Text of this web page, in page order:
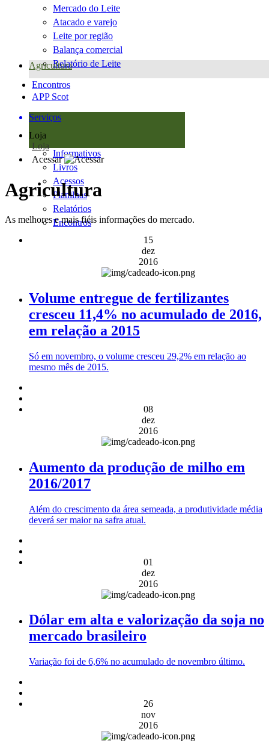
Mercado do Leite
Atacado e varejo
Leite por região
Balança comercial
Relatório de Leite
Agricultura
Encontros
APP Scot
Serviços
Loja
Loja
Informativos
Livros
Acessos
Planilhas
Relatórios
Encontros
Acessar
Agricultura
As melhores e mais fiéis informações do mercado.
15
dez
2016
Volume entregue de fertilizantes
cresceu 11,4% no acumulado de 2016,
em relação a 2015
Só em novembro, o volume cresceu 29,2% em relação ao
mesmo mês de 2015.
08
dez
2016
Aumento da produção de milho em
2016/2017
Além do crescimento da área semeada, a produtividade média
deverá ser maior na safra atual.
01
dez
2016
Dólar em alta e valorização da soja no
mercado brasileiro
Variação foi de 6,6% no acumulado de novembro último.
26
nov
2016